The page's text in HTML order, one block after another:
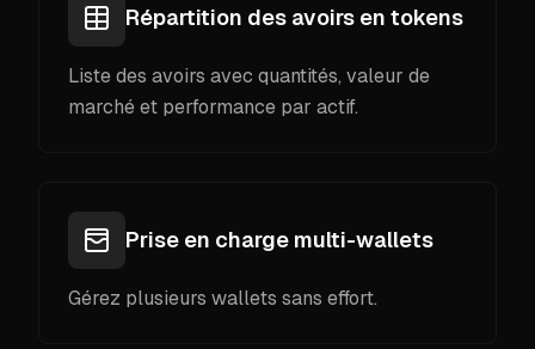
Répartition des avoirs en tokens
Liste des avoirs avec quantités, valeur de
marché et performance par actif.
Prise en charge multi-wallets
Gérez plusieurs wallets sans effort.